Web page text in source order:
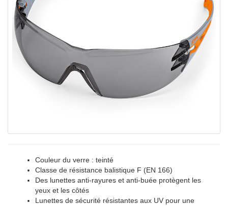
Couleur du verre : teinté
Classe de résistance balistique F (EN 166)
Des lunettes anti-rayures et anti-buée protègent les
yeux et les côtés
Lunettes de sécurité résistantes aux UV pour une